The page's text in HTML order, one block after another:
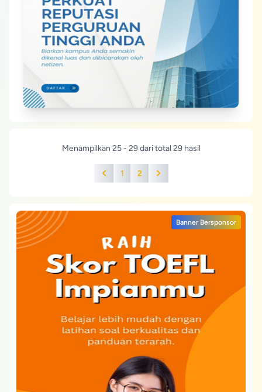
Menampilkan 25 - 29 dari total 29 hasil
Previous
1 2 Next
Banner Bersponsor